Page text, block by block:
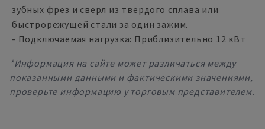
зубных фрез и сверл из твердого сплава или
быстрорежущей стали за один зажим.
- Подключаемая нагрузка: Приблизительно 12 кВт
*Информация на сайте может различаться между
показанными данными и фактическими значениями,
проверьте информацию у торговым представителем.